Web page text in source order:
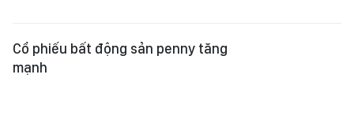
Cổ phiếu bất động sản penny tăng
mạnh